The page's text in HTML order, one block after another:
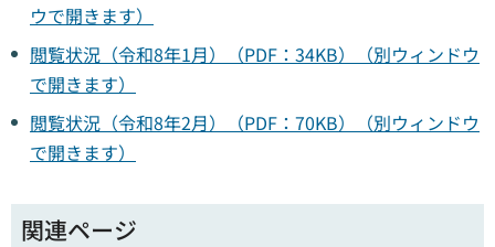
ウで開きます）
閲覧状況（令和8年1月）（PDF：34KB）（別ウィンドウ
で開きます）
閲覧状況（令和8年2月）（PDF：70KB）（別ウィンドウ
で開きます）
関連ページ